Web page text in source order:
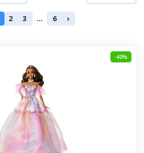
2 3 ... 6 ›
-40%